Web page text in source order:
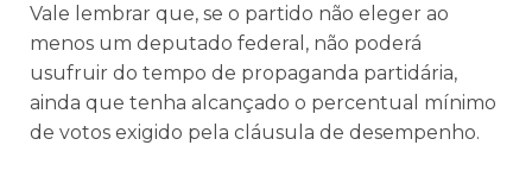
Vale lembrar que, se o partido não eleger ao
menos um deputado federal, não poderá
usufruir do tempo de propaganda partidária,
ainda que tenha alcançado o percentual mínimo
de votos exigido pela cláusula de desempenho.